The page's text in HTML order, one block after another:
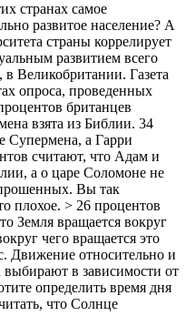
странах самое
развитое население? А
страны коррелирует
развитием всего
Великобритании. Газета
опроса, проведенных
британцев
взята из Библии. 34
Супермена, а Гарри
считают, что Адам и
а о царе Соломоне не
Вы так
плохое. > 26 процентов
Земля вращается вокруг
чего вращается это
Движение относительно и
в зависимости от
определить время дня
что Солнце